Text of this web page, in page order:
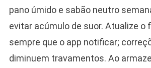
pano úmido e sabão neutro
evitar acúmulo de suor. Atualize o
sempre que o app notificar;
diminuem travamentos. Ao